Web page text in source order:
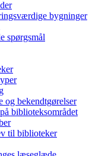
bygninger
spørgsmål
og bekendtgørelser
biblioteksområdet
til biblioteker